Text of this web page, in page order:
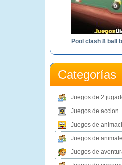
Categorías
Juegos de 2
Juegos de accion
Juegos de
Juegos de
Juegos de